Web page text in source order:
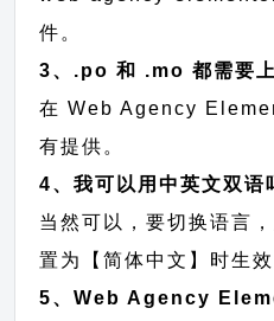
件。
3、.po 和 .mo 都需要
在 Web Agency
有提供。
4、我可以用中英文双语
当然可以，要切换语言
置为【简体中文】时生效
5、Web Agency